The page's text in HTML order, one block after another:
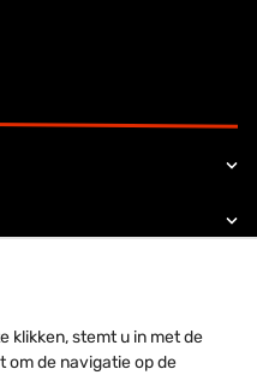
YouTube-kanaal
klikken, stemt u in met de
om de navigatie op de